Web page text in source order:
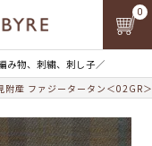
み物、刺繍、刺し子／
0
附産 ファジータータン＜02GR